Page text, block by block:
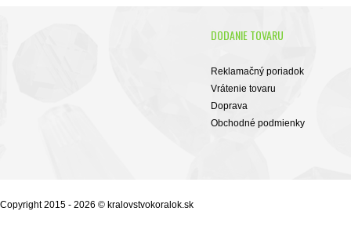
DODANIE TOVARU
Reklamačný poriadok
Vrátenie tovaru
Doprava
Obchodné podmienky
Copyright 2015 - 2026 © kralovstvokoralok.sk